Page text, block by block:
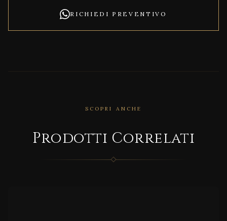
RICHIEDI PREVENTIVO
SCOPRI ANCHE
Prodotti Correlati
Nove
cent